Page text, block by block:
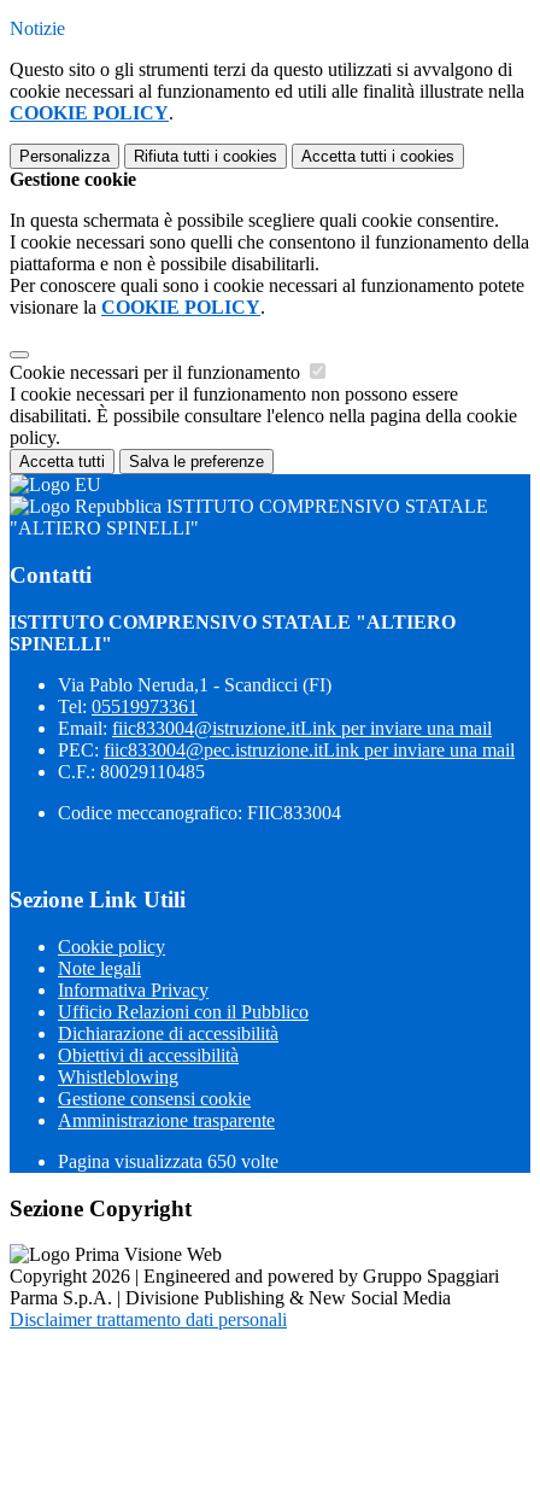
Notizie
Questo sito o gli strumenti terzi da questo utilizzati si avvalgono di
cookie necessari al funzionamento ed utili alle finalità illustrate nella
COOKIE POLICY.
Personalizza Rifiuta tutti i cookies Accetta tutti i cookies
Gestione cookie
In questa schermata è possibile scegliere quali cookie consentire.
I cookie necessari sono quelli che consentono il funzionamento della
piattaforma e non è possibile disabilitarli.
Per conoscere quali sono i cookie necessari al funzionamento potete
visionare la COOKIE POLICY.
Cookie necessari per il funzionamento
I cookie necessari per il funzionamento non possono essere
disabilitati. È possibile consultare l'elenco nella pagina della cookie
policy.
Accetta tutti Salva le preferenze
ISTITUTO COMPRENSIVO STATALE
"ALTIERO SPINELLI"
Contatti
ISTITUTO COMPRENSIVO STATALE "ALTIERO
SPINELLI"
Via Pablo Neruda,1 - Scandicci (FI)
Tel: 05519973361
Email: fiic833004@istruzione.itLink per inviare una mail
PEC: fiic833004@pec.istruzione.itLink per inviare una mail
C.F.: 80029110485
Codice meccanografico: FIIC833004
Sezione Link Utili
Cookie policy
Note legali
Informativa Privacy
Ufficio Relazioni con il Pubblico
Dichiarazione di accessibilità
Obiettivi di accessibilità
Whistleblowing
Gestione consensi cookie
Amministrazione trasparente
Pagina visualizzata 650 volte
Sezione Copyright
Copyright 2026 | Engineered and powered by Gruppo Spaggiari
Parma S.p.A. | Divisione Publishing & New Social Media
Disclaimer trattamento dati personali